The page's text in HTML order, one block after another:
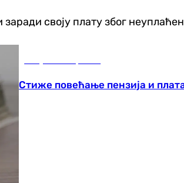
своју плату због
Стиже повећање пензија и